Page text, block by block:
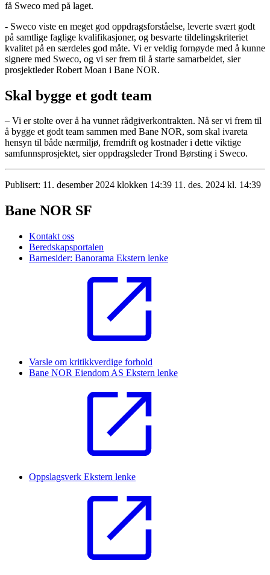
få Sweco med på laget.
- Sweco viste en meget god oppdragsforståelse, leverte svært godt
på samtlige faglige kvalifikasjoner, og besvarte tildelingskriteriet
kvalitet på en særdeles god måte. Vi er veldig fornøyde med å kunne
signere med Sweco, og vi ser frem til å starte samarbeidet, sier
prosjektleder Robert Moan i Bane NOR.
Skal bygge et godt team
– Vi er stolte over å ha vunnet rådgiverkontrakten. Nå ser vi frem til
å bygge et godt team sammen med Bane NOR, som skal ivareta
hensyn til både nærmiljø, fremdrift og kostnader i dette viktige
samfunnsprosjektet, sier oppdragsleder Trond Børsting i Sweco.
Publisert: 11. desember 2024 klokken 14:39 11. des. 2024 kl. 14:39
Bane NOR SF
Kontakt oss
Beredskapsportalen
Barnesider: Banorama Ekstern lenke
Varsle om kritikkverdige forhold
Bane NOR Eiendom AS Ekstern lenke
Oppslagsverk Ekstern lenke